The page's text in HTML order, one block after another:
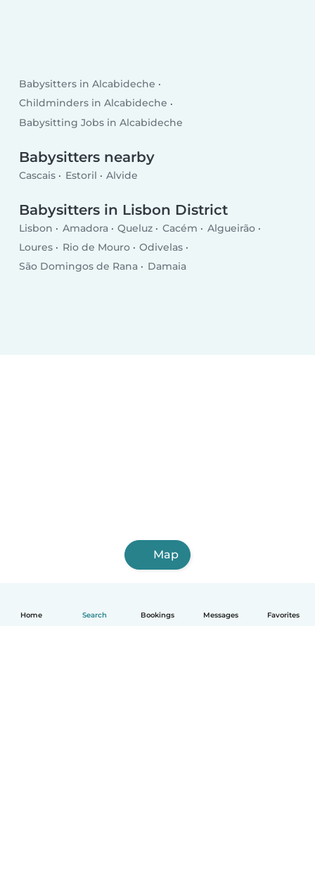
Home Search Bookings Messages Favorites
Babysitters in Alcabideche
Childminders in Alcabideche
Babysitting Jobs in Alcabideche
Babysitters nearby
Cascais Estoril Alvide
Babysitters in Lisbon District
Lisbon Amadora Queluz Cacém
Algueirão
Loures
Rio de Mouro
Odivelas
São Domingos de Rana
Damaia
Map